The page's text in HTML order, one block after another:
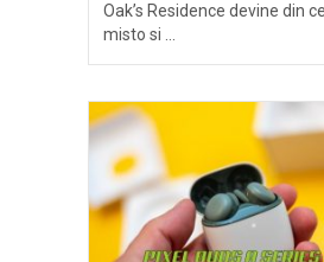
Oak’s Residence devine din
misto si …